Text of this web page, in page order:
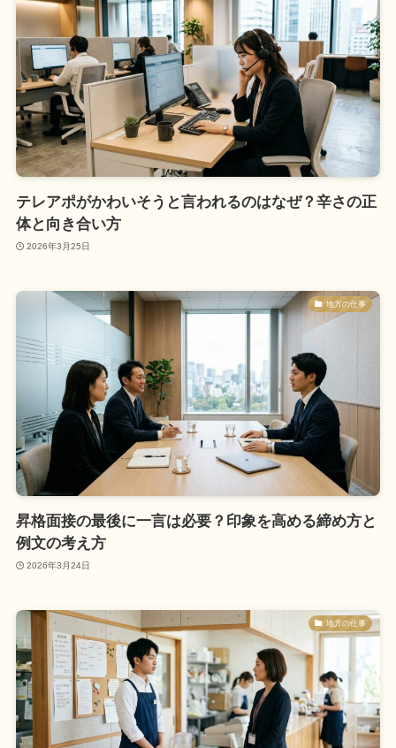
テレアポがかわいそうと言われるのはなぜ？辛さの正
体と向き合い方
2026年3月25日
地方の仕事
昇格面接の最後に一言は必要？印象を高める締め方と
例文の考え方
2026年3月24日
地方の仕事